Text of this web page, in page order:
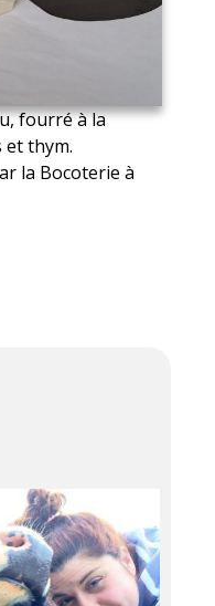
fourré à la
thym.
la Bocoterie à